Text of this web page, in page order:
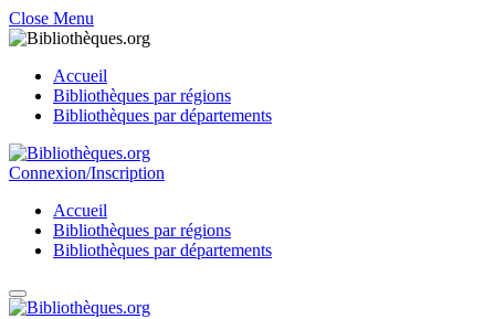
Close Menu
Accueil
Bibliothèques par régions
Bibliothèques par départements
Connexion/Inscription
Accueil
Bibliothèques par régions
Bibliothèques par départements